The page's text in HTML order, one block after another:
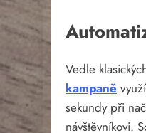
Vedle
kampaně
sekundy při
návštěvníkovi.